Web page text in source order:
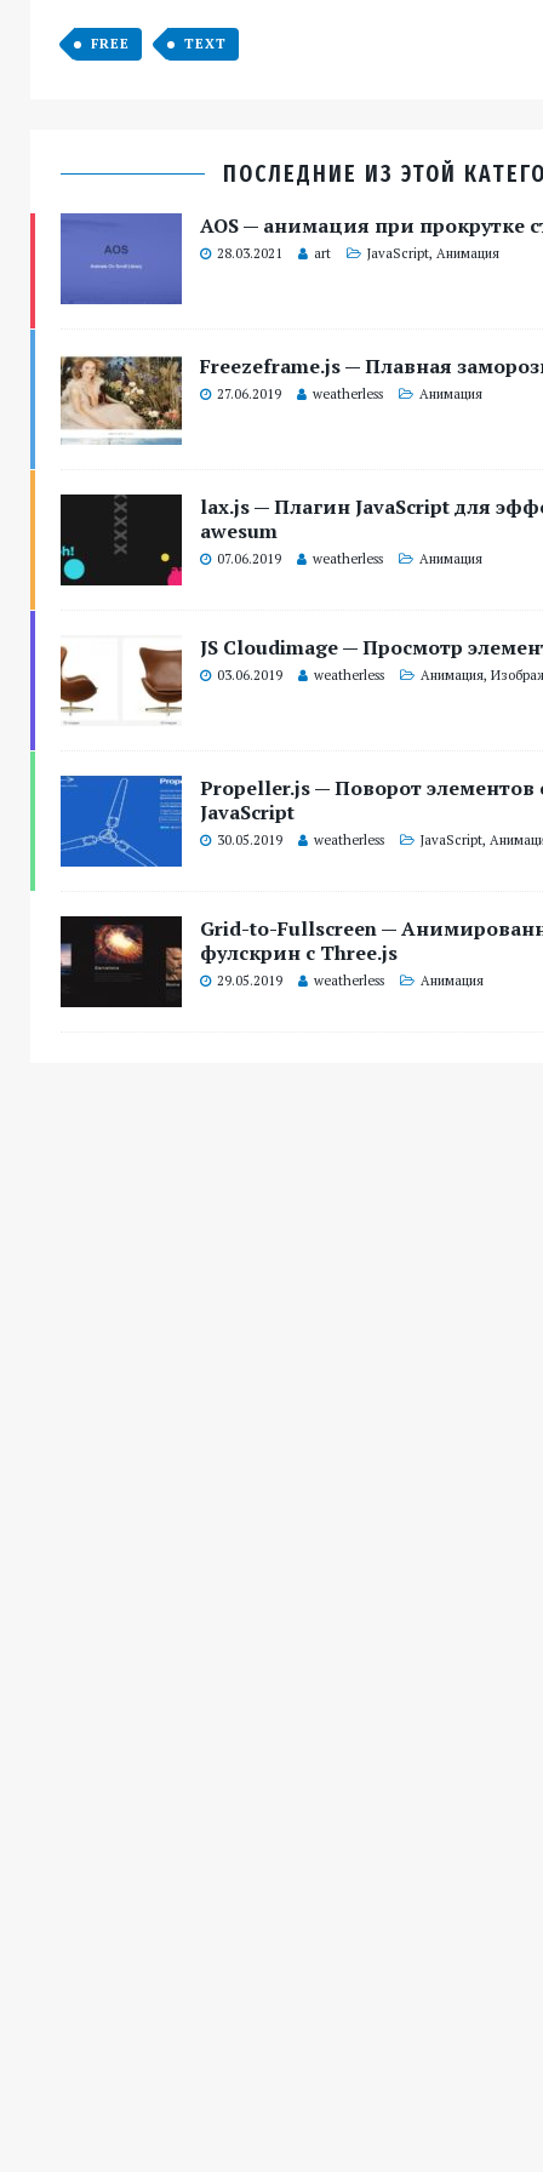
FREE TEXT
ПОСЛЕДНИЕ ИЗ ЭТОЙ
AOS — анимация при прокрутке
28.03.2021 art JavaScript, Анимация
Freezeframe.js — Плавная
27.06.2019 weatherless Анимация
lax.js — Плагин JavaScript для
awesum
07.06.2019 weatherless Анимация
JS Cloudimage — Просмотр
03.06.2019 weatherless Анимация,
Propeller.js — Поворот
JavaScript
30.05.2019 weatherless JavaScript,
Grid-to-Fullscreen —
фулскрин с Three.js
29.05.2019 weatherless Анимация